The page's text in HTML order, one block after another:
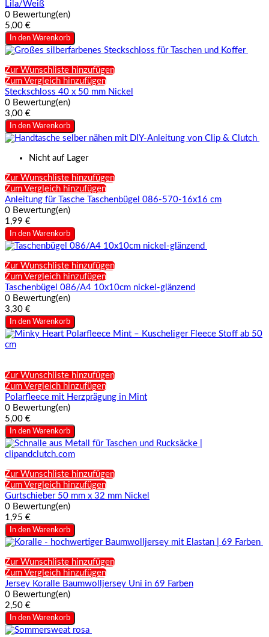
Lila/Weiß
0 Bewertung(en)
5,00 €
In den Warenkorb
Zur Wunschliste hinzufügen
Zum Vergleich hinzufügen
Steckschloss 40 x 50 mm Nickel
0 Bewertung(en)
3,00 €
In den Warenkorb
Nicht auf Lager
Zur Wunschliste hinzufügen
Zum Vergleich hinzufügen
Anleitung für Tasche Taschenbügel 086-570-16x16 cm
0 Bewertung(en)
1,99 €
In den Warenkorb
Zur Wunschliste hinzufügen
Zum Vergleich hinzufügen
Taschenbügel 086/A4 10x10cm nickel-glänzend
0 Bewertung(en)
3,30 €
In den Warenkorb
Zur Wunschliste hinzufügen
Zum Vergleich hinzufügen
Polarfleece mit Herzprägung in Mint
0 Bewertung(en)
5,00 €
In den Warenkorb
Zur Wunschliste hinzufügen
Zum Vergleich hinzufügen
Gurtschieber 50 mm x 32 mm Nickel
0 Bewertung(en)
1,95 €
In den Warenkorb
Zur Wunschliste hinzufügen
Zum Vergleich hinzufügen
Jersey Koralle Baumwolljersey Uni in 69 Farben
0 Bewertung(en)
2,50 €
In den Warenkorb